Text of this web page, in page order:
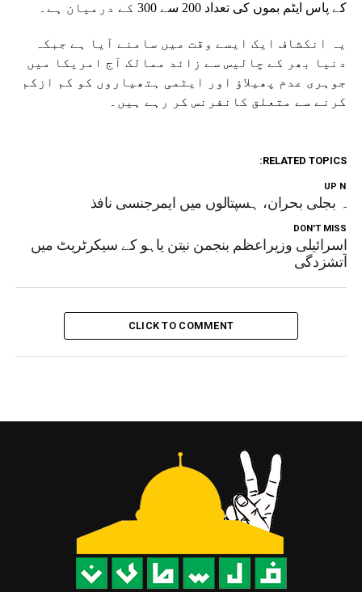
کے پاس ایٹم بموں کی تعداد 200 سے 300 کے درمیان ہے۔
یہ انکشاف ایک ایسے وقت میں سامنے آیا ہے جبکہ
دنیا بھر کے چالیس سے زائد ممالک آج امریکا میں
جوہری عدم پھیلاؤ اور ایٹمی ہتھیاروں کو کم ازکم
کرنے سے متعلق کانفرنس کر رہے ہیں۔
RELATED TOPICS:
UP
بجلی بحران، ہسپتالوں میں ایمرجنسی نافذ
DON'T MISS
اسرائیلی وزیراعظم بنجمن نیتن یاہو کے سیکرٹریٹ میں
آتشزدگی
CLICK TO COMMENT